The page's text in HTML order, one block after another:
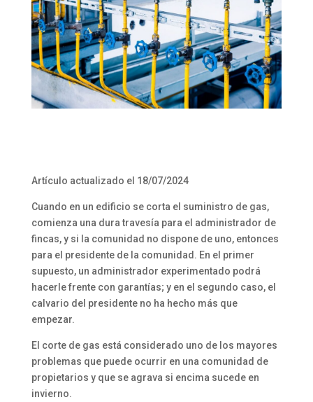
Artículo actualizado el 18/07/2024
Cuando en un edificio se corta el suministro de gas,
comienza una dura travesía para el administrador de
fincas, y si la comunidad no dispone de uno, entonces
para el presidente de la comunidad. En el primer
supuesto, un administrador experimentado podrá
hacerle frente con garantías; y en el segundo caso, el
calvario del presidente no ha hecho más que
empezar.
El corte de gas está considerado uno de los mayores
problemas que puede ocurrir en una comunidad de
propietarios y que se agrava si encima sucede en
invierno.